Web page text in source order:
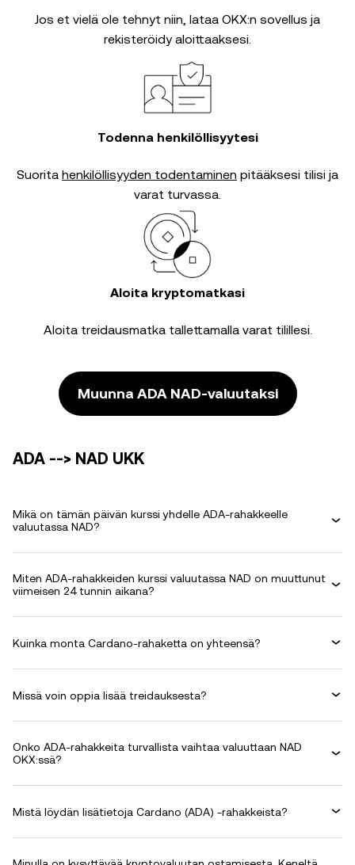
Jos et vielä ole tehnyt niin, lataa OKX:n sovellus ja
rekisteröidy aloittaaksesi.
Todenna henkilöllisyytesi
Suorita henkilöllisyyden todentaminen pitääksesi tilisi ja
varat turvassa.
Aloita kryptomatkasi
Aloita treidausmatka tallettamalla varat tilillesi.
Muunna ADA NAD-valuutaksi
ADA --> NAD UKK
Mikä on tämän päivän kurssi yhdelle ADA-rahakkeelle
valuutassa NAD?
Miten ADA-rahakkeiden kurssi valuutassa NAD on muuttunut
viimeisen 24 tunnin aikana?
Kuinka monta Cardano-rahaketta on yhteensä?
Missä voin oppia lisää treidauksesta?
Onko ADA-rahakkeita turvallista vaihtaa valuuttaan NAD
OKX:ssä?
Mistä löydän lisätietoja Cardano (ADA) -rahakkeista?